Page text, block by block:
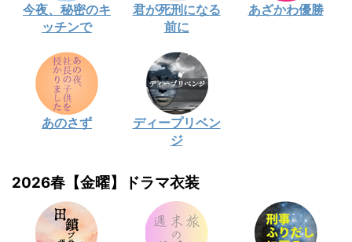
今夜、秘密のキ
ッチンで
君が死刑になる
前に
あざかわ優勝
あのさず
ディープリベン
ジ
2026春【金曜】ドラマ衣装